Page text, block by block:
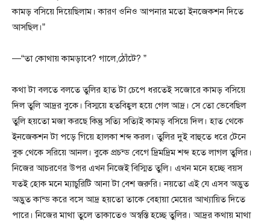
কামড় বসিয়ে দিয়েছিলাম। কারণ ওনিও আপনার মতো ইনজেকশন দিতে
আসছিল।”
—“তা কোথায় কামড়াবে? গালে,ঠোঁটে? ”
কথা টা বলতে বলতে তুলির হাত টা চেপে ধরতেই সজোরে কামড় বসিয়ে
দিল তুলি আদ্রর বুকে। বিস্ময়ে হতবিহ্বল হয়ে গেল আদ্র। সে তো ভেবেছিল
তুলি হয়তো মজা করছে কিন্তু সত্যি সত্যিই কামড় বসিয়ে দিল। হাত থেকে
ইনজেকশন টা পড়ে গিয়ে হালকা শব্দ করল। তুলির দুই বাহুতে ধরে টেনে
বুক থেকে সরিয়ে আনল। বুকে প্রচন্ড বেগে দ্রিমদ্রিম শব্দ হতে লাগল তুলির।
নিজের আচরণের উপর এখন নিজেই বিস্মিত তুলি। এখন মনে হচ্ছে বয়স
যতই হোক মনে ম্যাচুরিটি আনা টা বেশ জরুরি। নয়তো এই যে এসব অদ্ভুত
অদ্ভুত কান্ড করে বসে আদ্র হয়তো তাকে বেহায়া মেয়ের আখ্যায়িত দিতে
পারে। নিজের মাথা তুলে তাকাতেও অস্বস্তি হচ্ছে তুলির। আদ্রর কথায় মাথা